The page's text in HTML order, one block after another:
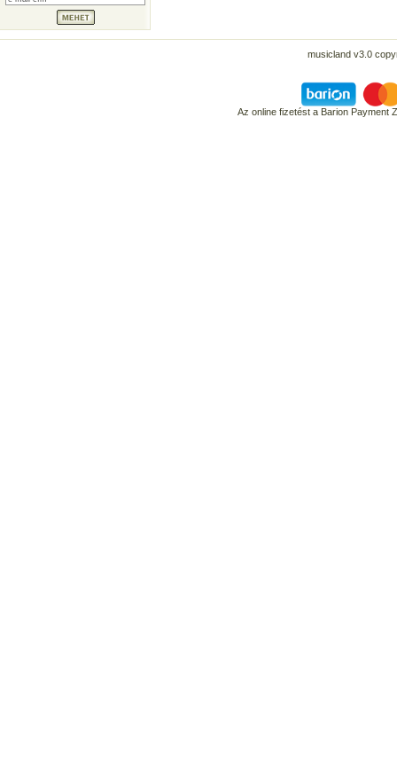
musicland v3.0
Az online fizetést a Barion Payment